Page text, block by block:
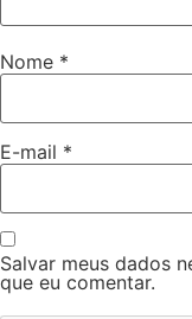
Nome *
E-mail *
Salvar meus dados
que eu comentar.